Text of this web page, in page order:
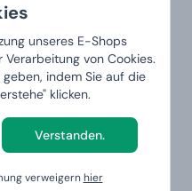
unseres E-Shops
Verarbeitung von Cookies.
indem Sie auf die
klicken.
Verstanden.
verweigernhier
Sie zu einer Party, auf
können. Das
vergessen. So
ist es ganz einfach. Es
haben und einfach alle
es wird sicher jeder